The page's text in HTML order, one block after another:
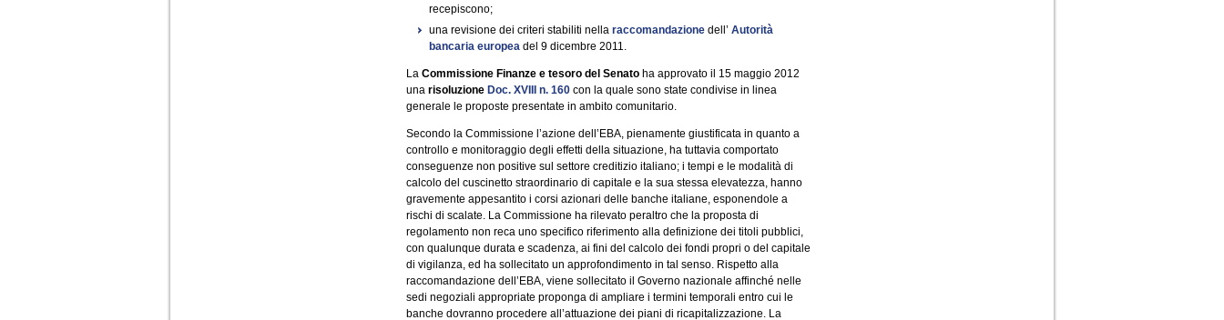
recepiscono;
una revisione dei criteri stabiliti nella raccomandazione dell’ Autorità
bancaria europea del 9 dicembre 2011.
La Commissione Finanze e tesoro del Senato ha approvato il 15 maggio 2012
una risoluzione Doc. XVIII n. 160 con la quale sono state condivise in linea
generale le proposte presentate in ambito comunitario.
Secondo la Commissione l’azione dell’EBA, pienamente giustificata in quanto a
controllo e monitoraggio degli effetti della situazione, ha tuttavia comportato
conseguenze non positive sul settore creditizio italiano; i tempi e le modalità di
calcolo del cuscinetto straordinario di capitale e la sua stessa elevatezza, hanno
gravemente appesantito i corsi azionari delle banche italiane, esponendole a
rischi di scalate. La Commissione ha rilevato peraltro che la proposta di
regolamento non reca uno specifico riferimento alla definizione dei titoli pubblici,
con qualunque durata e scadenza, ai fini del calcolo dei fondi propri o del capitale
di vigilanza, ed ha sollecitato un approfondimento in tal senso. Rispetto alla
raccomandazione dell’EBA, viene sollecitato il Governo nazionale affinché nelle
sedi negoziali appropriate proponga di ampliare i termini temporali entro cui le
banche dovranno procedere all’attuazione dei piani di ricapitalizzazione. La